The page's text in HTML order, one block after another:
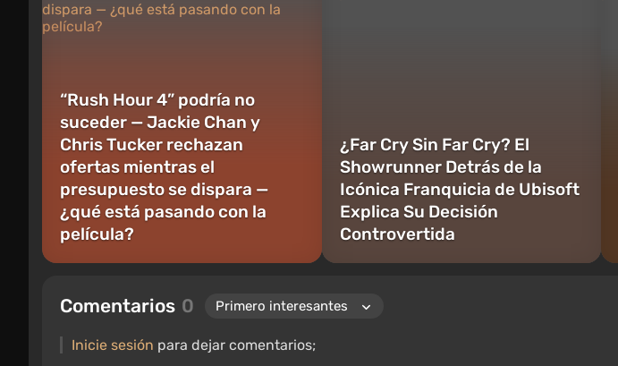
“Rush Hour 4” podría no
suceder — Jackie Chan y
Chris Tucker rechazan
ofertas mientras el
presupuesto se dispara —
¿qué está pasando con la
película?
¿Far Cry Sin Far Cry? El
Showrunner Detrás de la
Icónica Franquicia de Ubisoft
Explica Su Decisión
Controvertida
Comentarios 0
Inicie sesión para dejar comentarios;